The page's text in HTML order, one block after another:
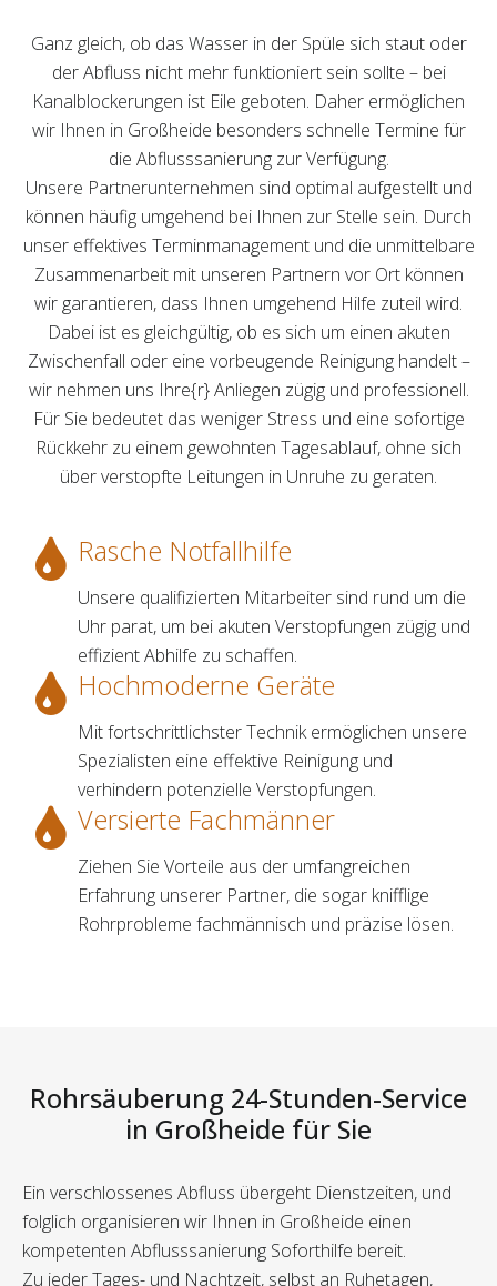
Ganz gleich, ob das Wasser in der Spüle sich staut oder
der Abfluss nicht mehr funktioniert sein sollte – bei
Kanalblockerungen ist Eile geboten. Daher ermöglichen
wir Ihnen in Großheide besonders schnelle Termine für
die Abflusssanierung zur Verfügung.
Unsere Partnerunternehmen sind optimal aufgestellt und
können häufig umgehend bei Ihnen zur Stelle sein. Durch
unser effektives Terminmanagement und die unmittelbare
Zusammenarbeit mit unseren Partnern vor Ort können
wir garantieren, dass Ihnen umgehend Hilfe zuteil wird.
Dabei ist es gleichgültig, ob es sich um einen akuten
Zwischenfall oder eine vorbeugende Reinigung handelt –
wir nehmen uns Ihre{r} Anliegen zügig und professionell.
Für Sie bedeutet das weniger Stress und eine sofortige
Rückkehr zu einem gewohnten Tagesablauf, ohne sich
über verstopfte Leitungen in Unruhe zu geraten.
Rasche Notfallhilfe
Unsere qualifizierten Mitarbeiter sind rund um die
Uhr parat, um bei akuten Verstopfungen zügig und
effizient Abhilfe zu schaffen.
Hochmoderne Geräte
Mit fortschrittlichster Technik ermöglichen unsere
Spezialisten eine effektive Reinigung und
verhindern potenzielle Verstopfungen.
Versierte Fachmänner
Ziehen Sie Vorteile aus der umfangreichen
Erfahrung unserer Partner, die sogar knifflige
Rohrprobleme fachmännisch und präzise lösen.
Rohrsäuberung 24-Stunden-Service
in Großheide für Sie
Ein verschlossenes Abfluss übergeht Dienstzeiten, und
folglich organisieren wir Ihnen in Großheide einen
kompetenten Abflusssanierung Soforthilfe bereit.
Zu jeder Tages- und Nachtzeit, selbst an Ruhetagen,